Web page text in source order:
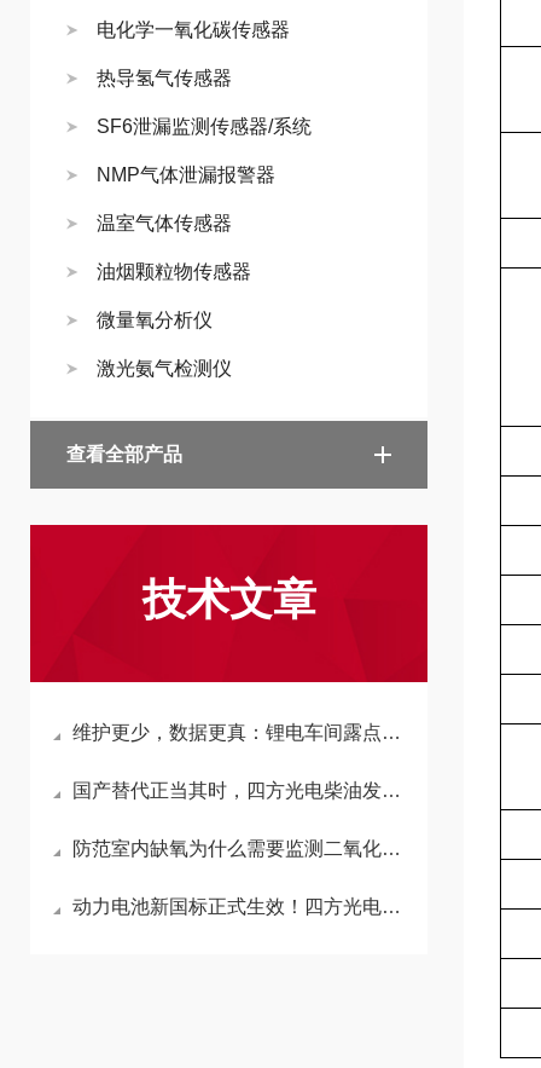
电化学一氧化碳传感器
热导氢气传感器
SF6泄漏监测传感器/系统
NMP气体泄漏报警器
温室气体传感器
油烟颗粒物传感器
微量氧分析仪
激光氨气检测仪
查看全部产品
技术文章
维护更少，数据更真：锂电车间露点监测的终极答案
国产替代正当其时，四方光电柴油发动机氮氧传感器技术突破
防范室内缺氧为什么需要监测二氧化碳而不是氧气？
动力电池新国标正式生效！四方光电多气体传感器，构建动力PACK早期安全监测体系